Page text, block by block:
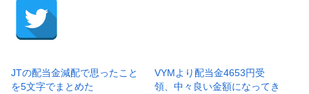
JTの配当金減配で思ったこと
を5文字でまとめた
VYMより配当金4653円受
領、中々良い金額になってき